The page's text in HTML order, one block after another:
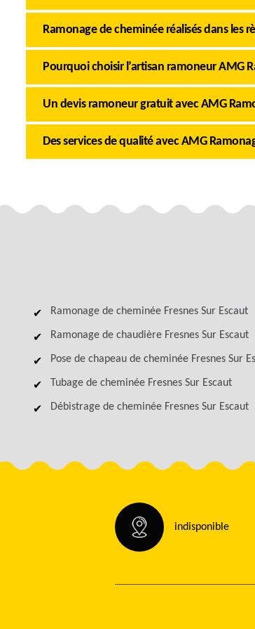
Ramonage de cheminée réalisés dans les
Pourquoi choisir l’artisan ramoneur AMG
Un devis ramoneur gratuit avec AMG
Des services de qualité avec AMG
Ramonage de cheminée Fresnes Sur Escaut
Ramonage de chaudière Fresnes Sur Escaut
Pose de chapeau de cheminée Fresnes Sur
Tubage de cheminée Fresnes Sur Escaut
Débistrage de cheminée Fresnes Sur Escaut
indisponible